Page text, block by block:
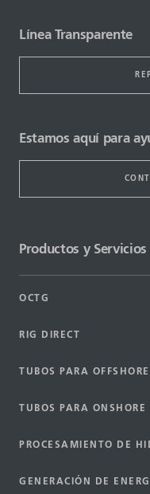
Línea Transparente
Estamos aquí para
Productos y Servicios
OCTG
RIG DIRECT
TUBOS PARA OFFSHORE
TUBOS PARA ONSHORE
PROCESAMIENTO DE
GENERACIÓN DE